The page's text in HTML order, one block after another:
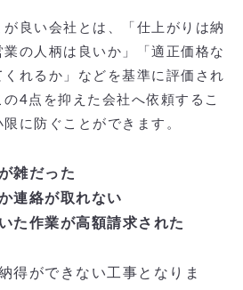
良い会社とは、「仕上がりは納
の人柄は良いか」「適正価格な
れるか」などを基準に評価され
4点を抑えた会社へ依頼するこ
に防ぐことができます。
雑だった
連絡が取れない
た作業が高額請求された
得ができない工事となりま